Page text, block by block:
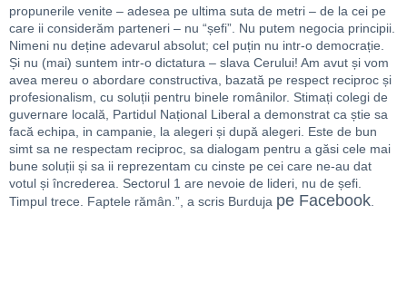
propunerile venite – adesea pe ultima suta de metri – de la cei pe
care ii considerăm parteneri – nu “șefi”. Nu putem negocia principii.
Nimeni nu deține adevarul absolut; cel puțin nu intr-o democrație.
Și nu (mai) suntem intr-o dictatura – slava Cerului! Am avut și vom
avea mereu o abordare constructiva, bazată pe respect reciproc și
profesionalism, cu soluții pentru binele românilor. Stimați colegi de
guvernare locală, Partidul Național Liberal a demonstrat ca știe sa
facă echipa, in campanie, la alegeri și după alegeri. Este de bun
simt sa ne respectam reciproc, sa dialogam pentru a găsi cele mai
bune soluții și sa ii reprezentam cu cinste pe cei care ne-au dat
votul și încrederea. Sectorul 1 are nevoie de lideri, nu de șefi.
Timpul trece. Faptele rămân.”, a scris Burduja pe Facebook